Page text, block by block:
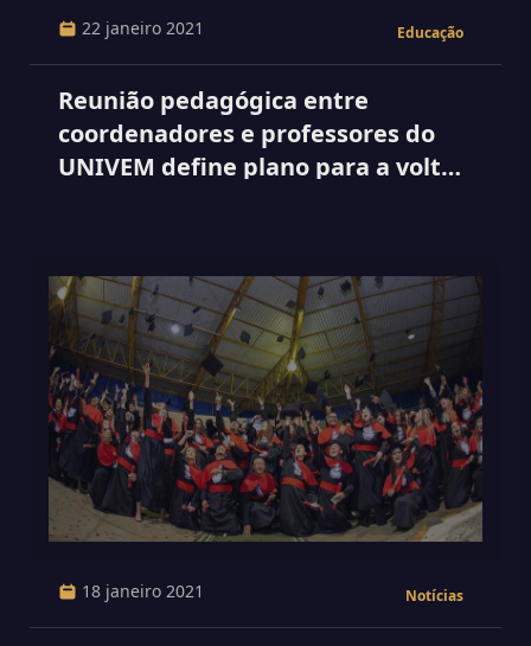
22 janeiro 2021 Educação
Reunião pedagógica entre
coordenadores e professores do
UNIVEM define plano para a volta
18 janeiro 2021 Notícias